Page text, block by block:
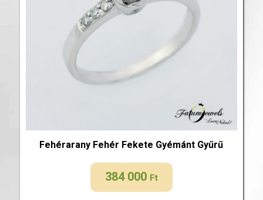
Fehérarany Fehér Fekete Gyémánt Gyűrű
384 000 Ft